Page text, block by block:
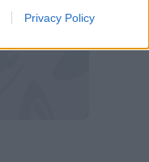
Privacy Policy